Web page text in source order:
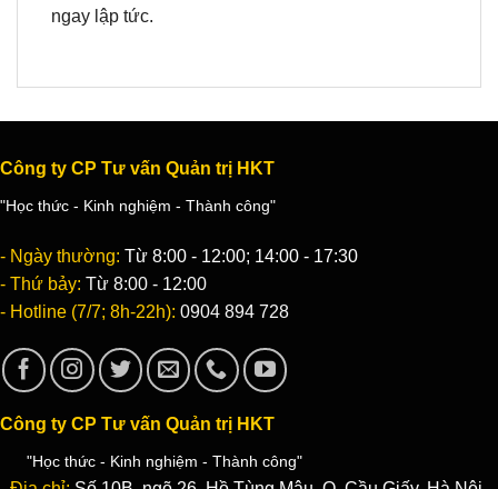
ngay lập tức.
Công ty CP Tư vấn Quản trị HKT
"Học thức - Kinh nghiệm - Thành công"
- Ngày thường: Từ 8:00 - 12:00; 14:00 - 17:30
- Thứ bảy: Từ 8:00 - 12:00
- Hotline (7/7; 8h-22h): 0904 894 728
Công ty CP Tư vấn Quản trị HKT
"Học thức - Kinh nghiệm - Thành công"